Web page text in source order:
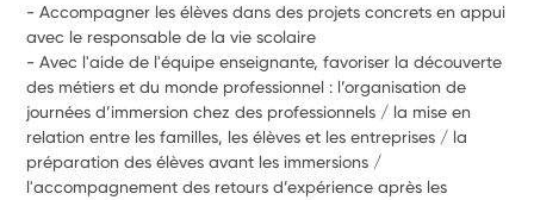
- Accompagner les élèves dans des projets concrets en appui
- Avec l'aide de l'équipe enseignante, favoriser la découverte
des métiers et du monde professionnel : l’organisation de
journées d’immersion chez des professionnels / la mise en
relation entre les familles, les élèves et les entreprises / la
préparation des élèves avant les immersions /
l'accompagnement des retours d’expérience après les